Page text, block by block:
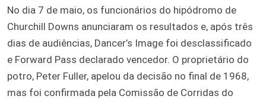
No dia 7 de maio, os funcionários do hipódromo de
Churchill Downs anunciaram os resultados e, após três
dias de audiências, Dancer’s Image foi desclassificado
e Forward Pass declarado vencedor. O proprietário do
potro, Peter Fuller, apelou da decisão no final de 1968,
mas foi confirmada pela Comissão de Corridas do